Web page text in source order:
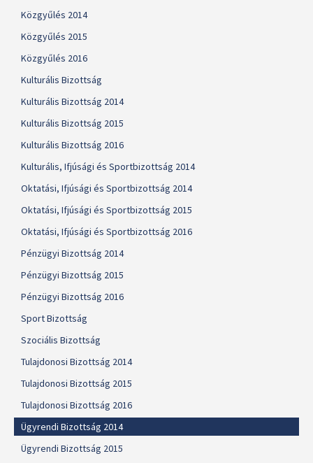
Közgyűlés 2014
Közgyűlés 2015
Közgyűlés 2016
Kulturális Bizottság
Kulturális Bizottság 2014
Kulturális Bizottság 2015
Kulturális Bizottság 2016
Kulturális, Ifjúsági és Sportbizottság 2014
Oktatási, Ifjúsági és Sportbizottság 2014
Oktatási, Ifjúsági és Sportbizottság 2015
Oktatási, Ifjúsági és Sportbizottság 2016
Pénzügyi Bizottság 2014
Pénzügyi Bizottság 2015
Pénzügyi Bizottság 2016
Sport Bizottság
Szociális Bizottság
Tulajdonosi Bizottság 2014
Tulajdonosi Bizottság 2015
Tulajdonosi Bizottság 2016
Ügyrendi Bizottság 2014
Ügyrendi Bizottság 2015